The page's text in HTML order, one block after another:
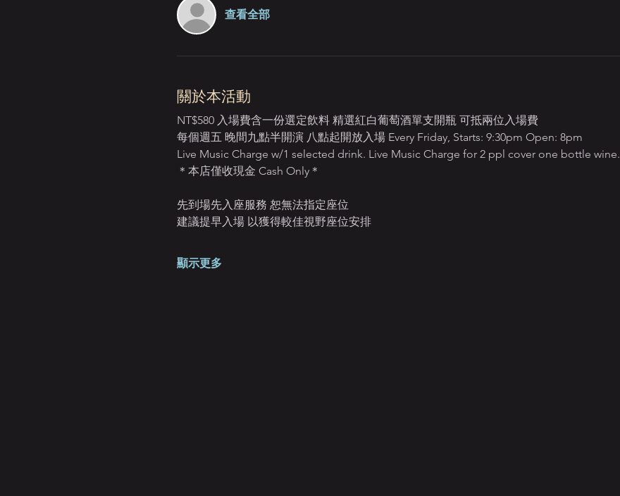
查看全部
關於本活動
NT$580 入場費含一份選定飲料 精選紅白葡萄酒單支開瓶 可抵兩位入場費
每個週五 晚間九點半開演 八點起開放入場 Every Friday, Starts: 9:30pm Open: 8pm
Live Music Charge w/1 selected drink. Live Music Charge for 2 ppl cover one bottle wine.
＊本店僅收現金 Cash Only＊
先到場先入座服務 恕無法指定座位
建議提早入場 以獲得較佳視野座位安排
顯示更多